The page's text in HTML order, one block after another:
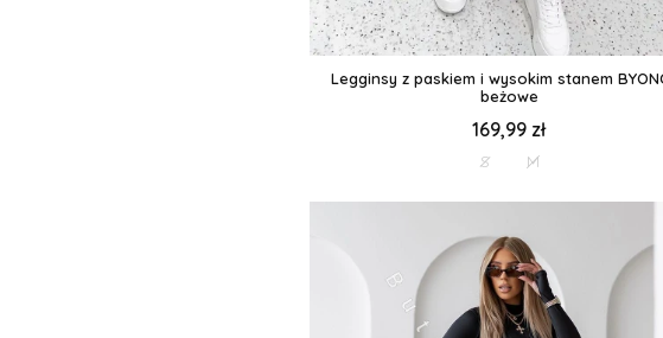
Legginsy z paskiem i wysokim stanem
beżowe
169,99 zł
S M